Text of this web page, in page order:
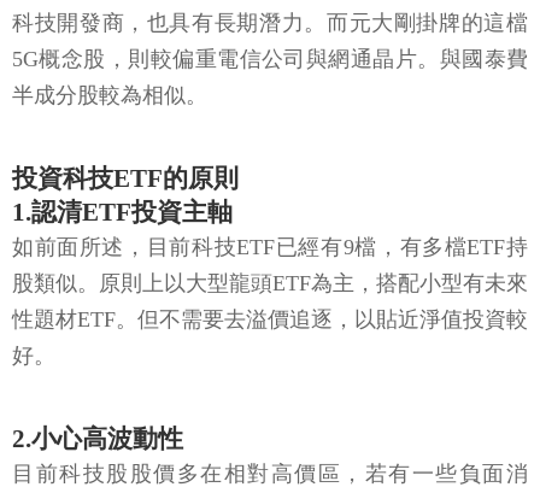
科技開發商，也具有長期潛力。而元大剛掛牌的這檔
5G概念股，則較偏重電信公司與網通晶片。與國泰費
半成分股較為相似。
投資科技ETF的原則
1.認清ETF投資主軸
如前面所述，目前科技ETF已經有9檔，有多檔ETF持
股類似。原則上以大型龍頭ETF為主，搭配小型有未來
性題材ETF。但不需要去溢價追逐，以貼近淨值投資較
好。
2.小心高波動性
目前科技股股價多在相對高價區，若有一些負面消